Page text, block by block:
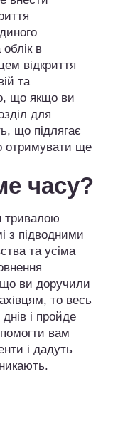
в
відкриття
та
що якщо ви
для
що підлягає
отримувати ще
часу?
тривалою
з підводними
та усіма
ви доручили
то весь
і пройде
вам
і дадуть